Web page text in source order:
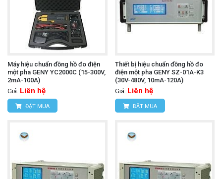
Máy hiệu chuẩn đồng hồ đo điện
một pha GENY YC2000C (15-300V,
2mA-100A)
Giá: Liên hệ
ĐẶT MUA
Thiết bị hiệu chuẩn đồng hồ đo
điện một pha GENY SZ-01A-K3
(30V-480V, 10mA-120A)
Giá: Liên hệ
ĐẶT MUA